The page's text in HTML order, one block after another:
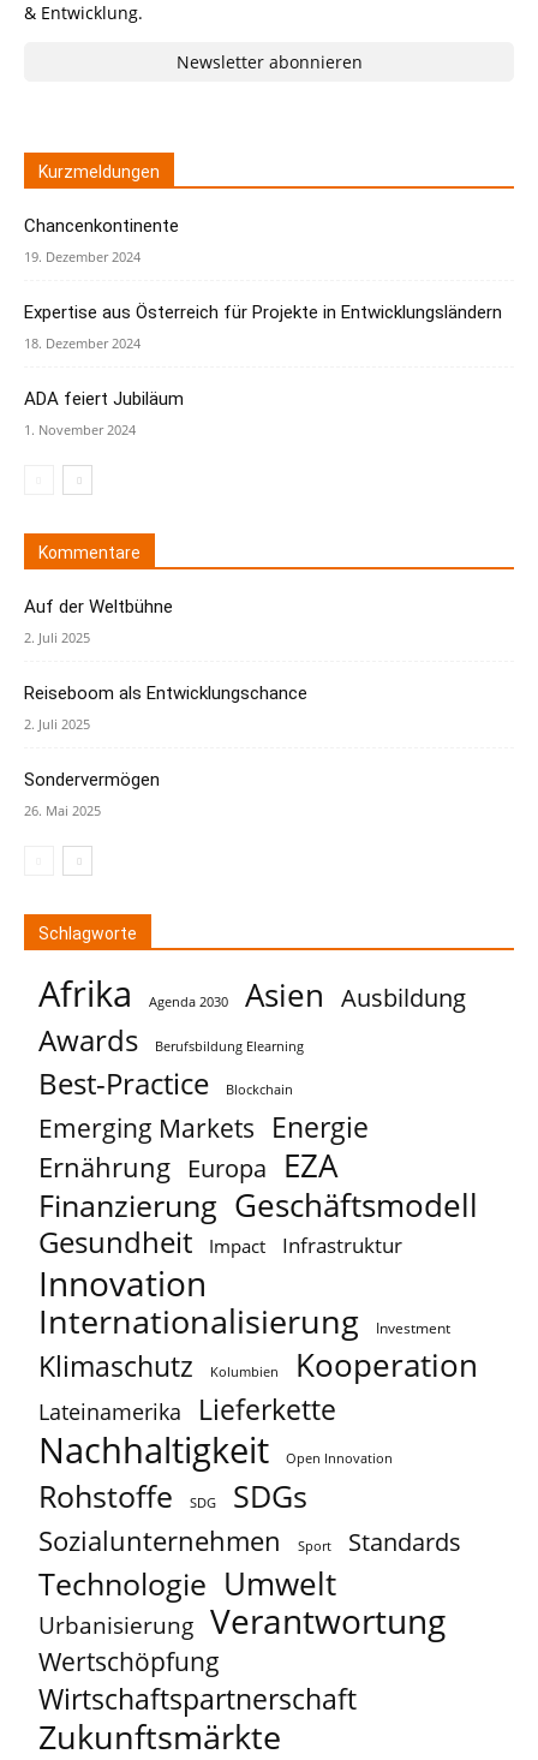
& Entwicklung.
Newsletter abonnieren
Kurzmeldungen
Chancenkontinente
19. Dezember 2024
Expertise aus Österreich für Projekte in Entwicklungsländern
18. Dezember 2024
ADA feiert Jubiläum
1. November 2024
Kommentare
Auf der Weltbühne
2. Juli 2025
Reiseboom als Entwicklungschance
2. Juli 2025
Sondervermögen
26. Mai 2025
Schlagworte
Afrika Agenda 2030 Asien Ausbildung
Awards Berufsbildung Elearning
Best-Practice Blockchain
Emerging Markets Energie
Ernährung Europa EZA
Finanzierung Geschäftsmodell
Gesundheit Impact Infrastruktur
Innovation
Internationalisierung Investment
Klimaschutz Kolumbien Kooperation
Lateinamerika Lieferkette
Nachhaltigkeit Open Innovation
Rohstoffe SDG SDGs
Sozialunternehmen Sport Standards
Technologie Umwelt
Urbanisierung Verantwortung
Wertschöpfung
Wirtschaftspartnerschaft
Zukunftsmärkte